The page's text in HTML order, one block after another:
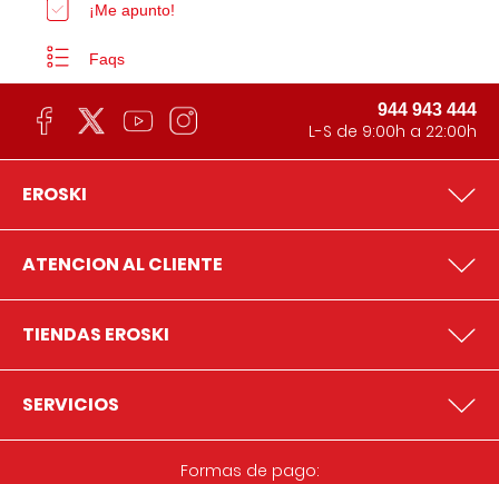
¡Me apunto!
Faqs
944 943 444
L-S de 9:00h a 22:00h
EROSKI
ATENCION AL CLIENTE
TIENDAS EROSKI
SERVICIOS
Formas de pago: